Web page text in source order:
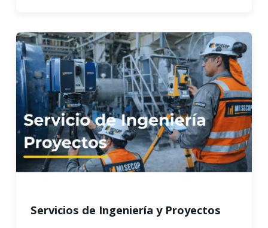
Servicios de Ingeniería y Proyectos